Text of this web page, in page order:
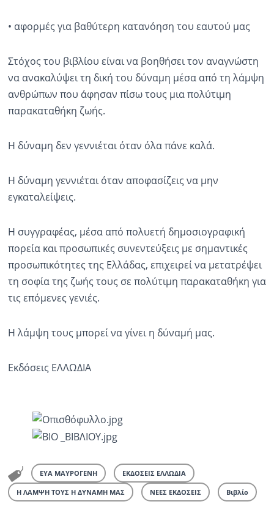
• αφορμές για βαθύτερη κατανόηση του εαυτού μας
Στόχος του βιβλίου είναι να βοηθήσει τον αναγνώστη
να ανακαλύψει τη δική του δύναμη μέσα από τη λάμψη
ανθρώπων που άφησαν πίσω τους μια πολύτιμη
παρακαταθήκη ζωής.
Η δύναμη δεν γεννιέται όταν όλα πάνε καλά.
Η δύναμη γεννιέται όταν αποφασίζεις να μην
εγκαταλείψεις.
Η συγγραφέας, μέσα από πολυετή δημοσιογραφική
πορεία και προσωπικές συνεντεύξεις με σημαντικές
προσωπικότητες της Ελλάδας, επιχειρεί να μετατρέψει
τη σοφία της ζωής τους σε πολύτιμη παρακαταθήκη για
τις επόμενες γενιές.
Η λάμψη τους μπορεί να γίνει η δύναμή μας.
Εκδόσεις ΕΛΛΩΔΙΑ
ΕΥΑ ΜΑΥΡΟΓΕΝΗ ΕΚΔΟΣΕΙΣ ΕΛΛΩΔΙΑ
Η ΛΑΜΨΗ ΤΟΥΣ Η ΔΥΝΑΜΗ ΜΑΣ ΝΕΕΣ ΕΚΔΟΣΕΙΣ Βιβλίο